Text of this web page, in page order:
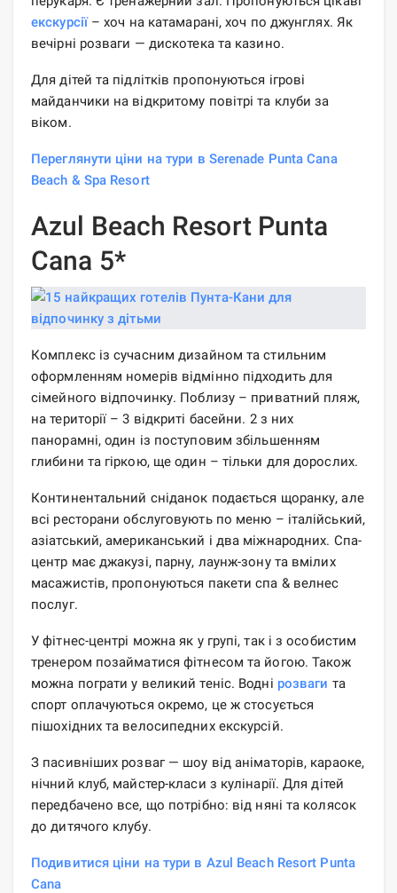
екскурсії– хоч на катамарані, хоч по джунглях. Як
вечірні розваги — дискотека та казино.
Для дітей та підлітків пропонуються ігрові
майданчики на відкритому повітрі та клуби за
віком.
Переглянути ціни на тури в Serenade Punta Cana
Beach & Spa Resort
Azul Beach Resort Punta
Cana 5*
Комплекс із сучасним дизайном та стильним
оформленням номерів відмінно підходить для
сімейного відпочинку. Поблизу – приватний пляж,
на території – 3 відкриті басейни. 2 з них
панорамні, один із поступовим збільшенням
глибини та гіркою, ще один – тільки для дорослих.
Континентальний сніданок подається щоранку, але
всі ресторани обслуговують по меню – італійський,
азіатський, американський і два міжнародних. Спа-
центр має джакузі, парну, лаунж-зону та вмілих
масажистів, пропонуються пакети спа & велнес
послуг.
У фітнес-центрі можна як у групі, так і з особистим
тренером позайматися фітнесом та йогою. Також
можна пограти у великий теніс. Водні розваги та
спорт оплачуються окремо, це ж стосується
пішохідних та велосипедних екскурсій.
З пасивніших розваг — шоу від аніматорів, караоке,
нічний клуб, майстер-класи з кулінарії. Для дітей
передбачено все, що потрібно: від няні та колясок
до дитячого клубу.
Подивитися ціни на тури в Azul Beach Resort Punta
Cana